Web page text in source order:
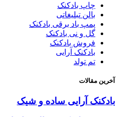
چاپ بادکنک
بالن تبلیغاتی
پمپ باد برقی بادکنک
گل و نی بادکنک
فروش بادکنک
بادکنک آرایی
تم تولد
آخرین مقالات
بادکنک آرایی ساده و شیک